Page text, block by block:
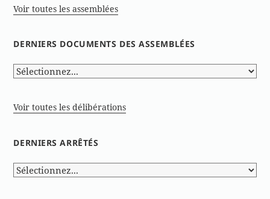
Voir toutes les assemblées
DERNIERS DOCUMENTS DES ASSEMBLÉES
Voir toutes les délibérations
DERNIERS ARRÊTÉS